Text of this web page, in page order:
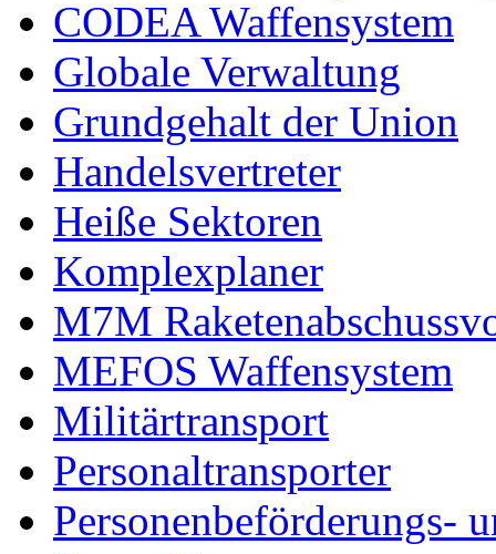
CODEA Waffensystem
Globale Verwaltung
Grundgehalt der Union
Handelsvertreter
Heiße Sektoren
Komplexplaner
M7M
MEFOS Waffensystem
Militärtransport
Personaltransporter
Personenbeförderungs-